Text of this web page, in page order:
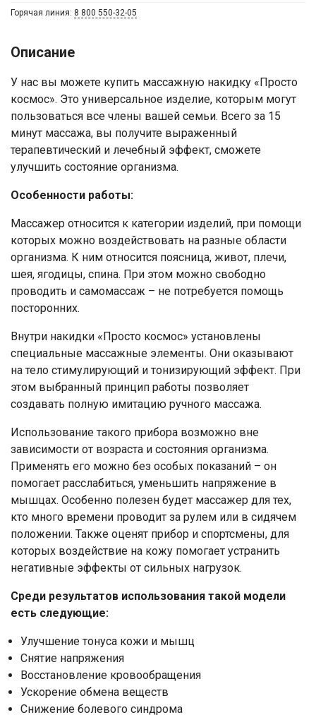
Горячая линия: 8 800 550-32-05
Описание
У нас вы можете купить массажную накидку «Просто
космос». Это универсальное изделие, которым могут
пользоваться все члены вашей семьи. Всего за 15
минут массажа, вы получите выраженный
терапевтический и лечебный эффект, сможете
улучшить состояние организма.
Особенности работы:
Массажер относится к категории изделий, при помощи
которых можно воздействовать на разные области
организма. К ним относится поясница, живот, плечи,
шея, ягодицы, спина. При этом можно свободно
проводить и самомассаж – не потребуется помощь
посторонних.
Внутри накидки «Просто космос» установлены
специальные массажные элементы. Они оказывают
на тело стимулирующий и тонизирующий эффект. При
этом выбранный принцип работы позволяет
создавать полную имитацию ручного массажа.
Использование такого прибора возможно вне
зависимости от возраста и состояния организма.
Применять его можно без особых показаний – он
помогает расслабиться, уменьшить напряжение в
мышцах. Особенно полезен будет массажер для тех,
кто много времени проводит за рулем или в сидячем
положении. Также оценят прибор и спортсмены, для
которых воздействие на кожу помогает устранить
негативные эффекты от сильных нагрузок.
Среди результатов использования такой модели
есть следующие:
Улучшение тонуса кожи и мышц
Снятие напряжения
Восстановление кровообращения
Ускорение обмена веществ
Снижение болевого синдрома